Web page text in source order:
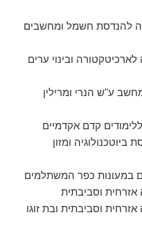
להנדסת חשמל ומחשבים
לארכיטקטורה ובינוי ערים
המחשב ע"ש הנרי ומרילין
ביוטכנולוגיה ומזון
אזרחית וסביבתית ובת זוגו